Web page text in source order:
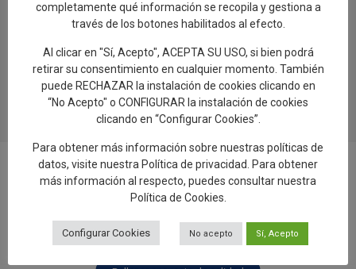
0
Añadir reseña en Google
completamente qué información se recopila y gestiona a
través de los botones habilitados al efecto.
Al clicar en "Sí, Acepto", ACEPTA SU USO, si bien podrá
retirar su consentimiento en cualquier momento. También
puede RECHAZAR la instalación de cookies clicando en
“No Acepto" o CONFIGURAR la instalación de cookies
clicando en “Configurar Cookies”.
Para obtener más información sobre nuestras políticas de
datos, visite nuestra Política de privacidad
. Para obtener
más información al respecto, puedes consultar nuestra
Política de Cookies
Configurar Cookies No acepto Sí, Acepto